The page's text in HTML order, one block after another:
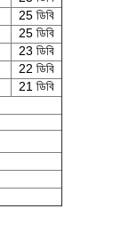
25 ডিবি
25 ডিবি
23 ডিবি
22 ডিবি
21 ডিবি